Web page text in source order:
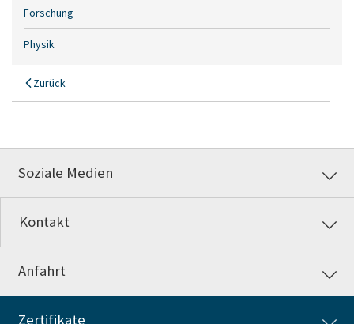
Zurück
Forschung
Physik
Soziale Medien
Kontakt
Anfahrt
Zertifikate